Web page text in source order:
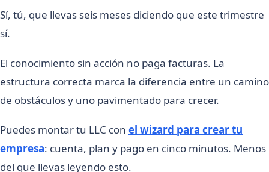
Sí, tú, que llevas seis meses diciendo que este trimestre
sí.
El conocimiento sin acción no paga facturas. La
estructura correcta marca la diferencia entre un camino
de obstáculos y uno pavimentado para crecer.
Puedes montar tu LLC con el wizard para crear tu
empresa: cuenta, plan y pago en cinco minutos. Menos
del que llevas leyendo esto.